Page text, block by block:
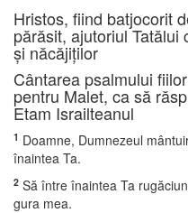
Hristos, fiind batjocorit
părăsit, ajutoriul
şi năcăjiţilor
Cântarea psalmului
pentru Malet, ca să
Etam Israilteanul
1 Doamne, Dumnezeul
înaintea Ta.
2 Să între înaintea Ta
gura mea.